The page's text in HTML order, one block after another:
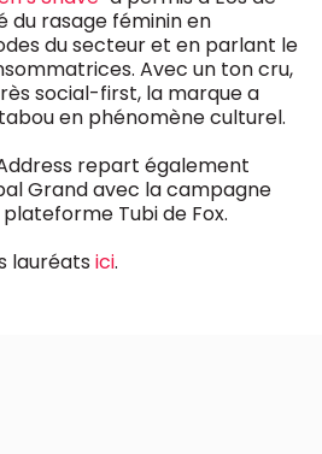
du rasage féminin en
du secteur et en parlant le
Avec un ton cru,
social-first, la marque a
en phénomène culturel.
repart également
Grand avec la campagne
Tubi de Fox.
lauréats ici.
?